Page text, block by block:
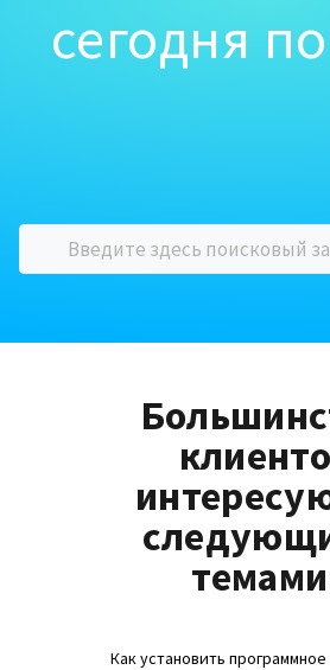
сегодня
Как установить программное